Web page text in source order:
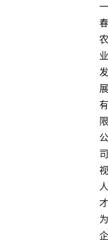
一
春
农
业
发
展
有
限
公
司
视
人
才
为
企